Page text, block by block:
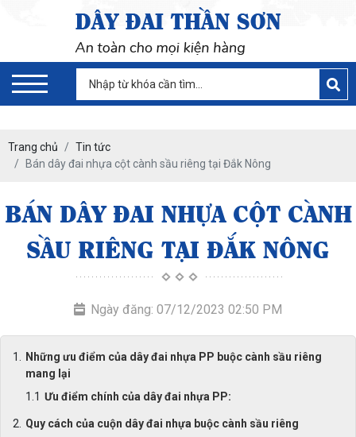
Trang chủ
Tin tức
Bán dây đai nhựa cột cành sầu riêng tại Đắk Nông
BÁN DÂY ĐAI NHỰA CỘT CÀNH
SẦU RIÊNG TẠI ĐẮK NÔNG
Ngày đăng: 07/12/2023 02:50 PM
Những ưu điểm của dây đai nhựa PP buộc cành sầu riêng
mang lại
Ưu điểm chính của dây đai nhựa PP:
Quy cách của cuộn dây đai nhựa buộc cành sầu riêng